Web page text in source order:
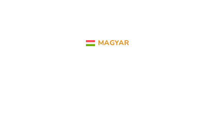
MAGYAR